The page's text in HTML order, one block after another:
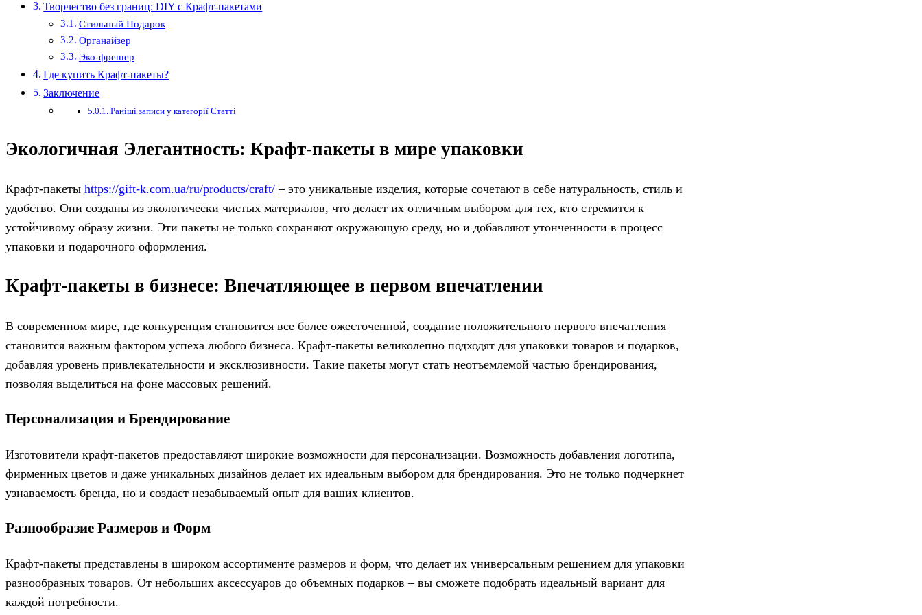
Творчество без границ: DIY с Крафт-пакетами
Стильный Подарок
Органайзер
Эко-фрешер
Где купить Крафт-пакеты?
Заключение
Раніші записи у категорії Статті
Экологичная Элегантность: Крафт-пакеты в мире упаковки
Крафт-пакеты https://gift-k.com.ua/ru/products/craft/ – это уникальные изделия, которые сочетают в себе натуральность, стиль и
удобство. Они созданы из экологически чистых материалов, что делает их отличным выбором для тех, кто стремится к
устойчивому образу жизни. Эти пакеты не только сохраняют окружающую среду, но и добавляют утонченности в процесс
упаковки и подарочного оформления.
Крафт-пакеты в бизнесе: Впечатляющее в первом впечатлении
В современном мире, где конкуренция становится все более ожесточенной, создание положительного первого впечатления
становится важным фактором успеха любого бизнеса. Крафт-пакеты великолепно подходят для упаковки товаров и подарков,
добавляя уровень привлекательности и эксклюзивности. Такие пакеты могут стать неотъемлемой частью брендирования,
позволяя выделиться на фоне массовых решений.
Персонализация и Брендирование
Изготовители крафт-пакетов предоставляют широкие возможности для персонализации. Возможность добавления логотипа,
фирменных цветов и даже уникальных дизайнов делает их идеальным выбором для брендирования. Это не только подчеркнет
узнаваемость бренда, но и создаст незабываемый опыт для ваших клиентов.
Разнообразие Размеров и Форм
Крафт-пакеты представлены в широком ассортименте размеров и форм, что делает их универсальным решением для упаковки
разнообразных товаров. От небольших аксессуаров до объемных подарков – вы сможете подобрать идеальный вариант для
каждой потребности.